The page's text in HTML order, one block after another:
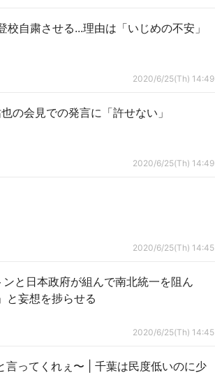
自粛させる...理由は「いじめの不安」
2020/6/25(Th) 14:49
の会見での発言に「許せない」
2020/6/25(Th) 14:49
2020/6/25(Th) 14:45
と日本政府が組んで南北統一を阻ん
と妄想を捗らせる
2020/6/25(Th) 14:45